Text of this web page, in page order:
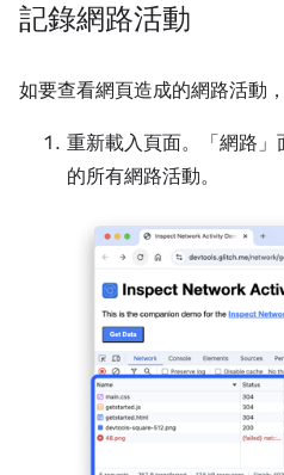
記錄網路活動
如要查看網頁造成的網路活動
重新載入頁面。「網路」
的所有網路活動。